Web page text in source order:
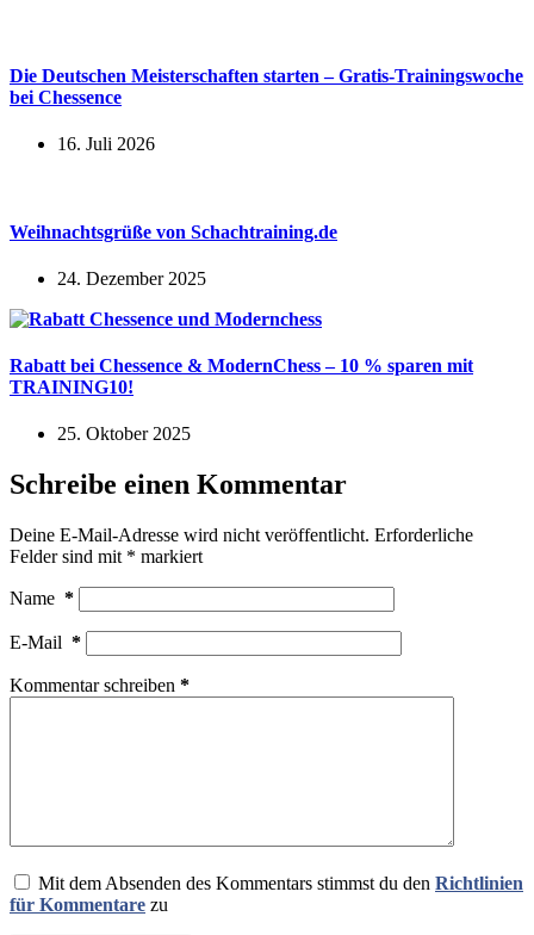
Die Deutschen Meisterschaften starten – Gratis-Trainingswoche
bei Chessence
16. Juli 2026
Weihnachtsgrüße von Schachtraining.de
24. Dezember 2025
Rabatt bei Chessence & ModernChess – 10 % sparen mit
TRAINING10!
25. Oktober 2025
Schreibe einen Kommentar
Deine E-Mail-Adresse wird nicht veröffentlicht. Erforderliche
Felder sind mit * markiert
Name *
E-Mail *
Kommentar schreiben *
Mit dem Absenden des Kommentars stimmst du den Richtlinien
für Kommentare zu